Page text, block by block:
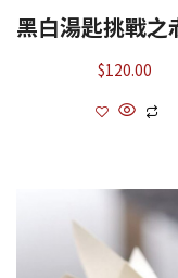
黑白湯匙挑戰之
$120.00